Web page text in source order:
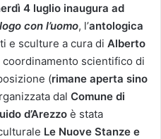
4 luglio inaugura ad
con l’uomo, l’antologica
e sculture a cura di Alberto
coordinamento scientifico di
(rimane aperta sino
dal Comune di
d’Arezzo è stata
Le Nuove Stanze e